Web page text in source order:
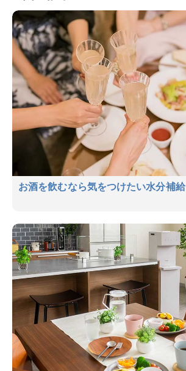
お酒を飲むなら気をつけたい水分補給